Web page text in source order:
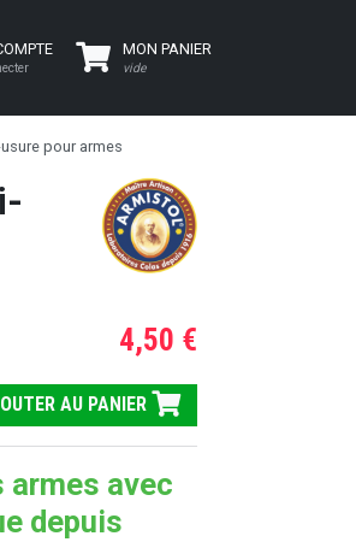
MON PANIER
vide
pour armes
4,50 €
AU PANIER
avec
depuis